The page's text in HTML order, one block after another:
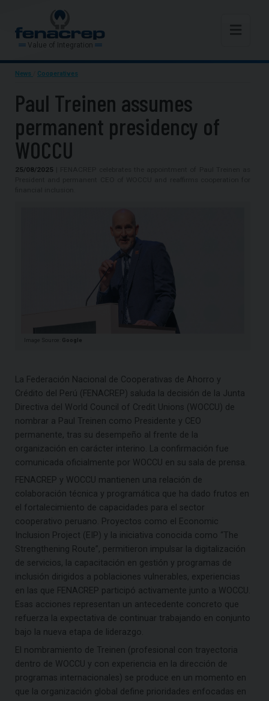
Value of Integration
News Cooperatives
Paul Treinen assumes
permanent presidency of
WOCCU
25/08/2025
Image Source: Google
La Federación Nacional de Cooperativas de Ahorro y
Crédito del Perú (FENACREP) saluda la decisión de la Junta
Directiva del World Council of Credit Unions (WOCCU) de
nombrar a Paul Treinen como Presidente y CEO
permanente, tras su desempeño al frente de la
organización en carácter interino. La confirmación fue
comunicada oficialmente por WOCCU en su sala de prensa.
FENACREP y WOCCU mantienen una relación de
colaboración técnica y programática que ha dado frutos en
el fortalecimiento de capacidades para el sector
cooperativo peruano. Proyectos como el Economic
Inclusion Project (EIP) y la iniciativa conocida como “The
Strengthening Route”, permitieron impulsar la digitalización
de servicios, la capacitación en gestión y programas de
inclusión dirigidos a poblaciones vulnerables, experiencias
en las que FENACREP participó activamente junto a WOCCU.
Esas acciones representan un antecedente concreto que
refuerza la expectativa de continuar trabajando en conjunto
bajo la nueva etapa de liderazgo.
El nombramiento de Treinen (profesional con trayectoria
dentro de WOCCU y con experiencia en la dirección de
programas internacionales) se produce en un momento en
que la organización global define prioridades enfocadas en